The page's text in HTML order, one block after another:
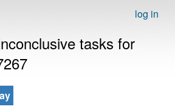
log in
tasks for